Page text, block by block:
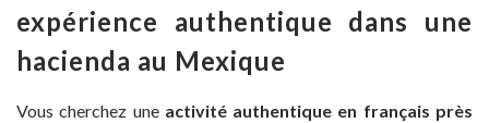
expérience authentique dans une
hacienda au Mexique
Vous cherchez une activité authentique en français près